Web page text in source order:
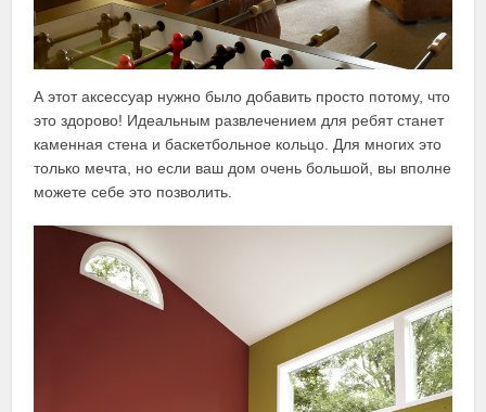
А этот аксессуар нужно было добавить просто потому, что
это здорово! Идеальным развлечением для ребят станет
каменная стена и баскетбольное кольцо. Для многих это
только мечта, но если ваш дом очень большой, вы вполне
можете себе это позволить.